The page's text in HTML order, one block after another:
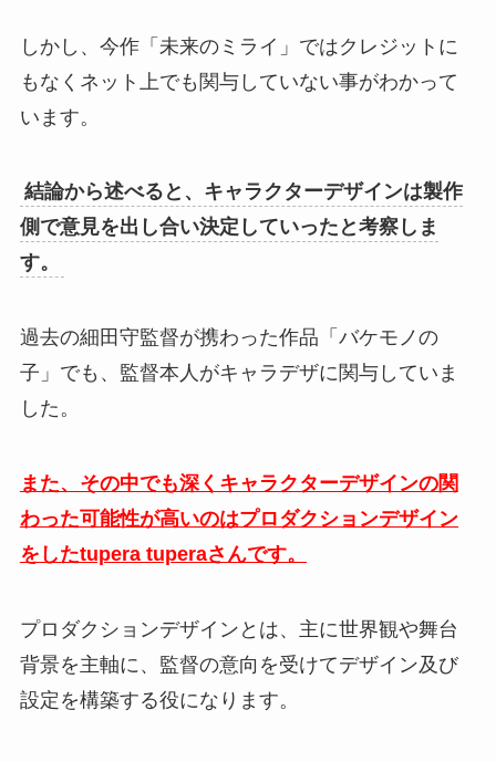
しかし、今作「未来のミライ」ではクレジットに
もなくネット上でも関与していない事がわかって
います。
結論から述べると、キャラクターデザインは製作
側で意見を出し合い決定していったと考察しま
す。
過去の細田守監督が携わった作品「バケモノの
子」でも、監督本人がキャラデザに関与していま
した。
また、その中でも深くキャラクターデザインの関
わった可能性が高いのはプロダクションデザイン
をしたtupera tuperaさんです。
プロダクションデザインとは、主に世界観や舞台
背景を主軸に、監督の意向を受けてデザイン及び
設定を構築する役になります。